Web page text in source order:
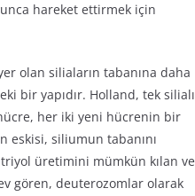
hareket ettirmek için
olan siliaların tabanına daha
bir yapıdır. Holland, tek silialı
her iki yeni hücrenin bir
eskisi, siliumun tabanını
üretimini mümkün kılan ve
gören, deuterozomlar olarak